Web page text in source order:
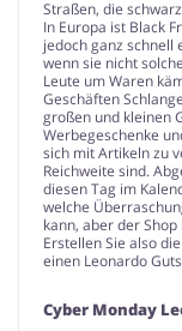
Straßen, die
In Europa ist Black
jedoch ganz schnell
wenn sie nicht
Leute um Waren
Geschäften
großen und kleinen
Werbegeschenke
sich mit Artikeln zu
Reichweite sind.
diesen Tag im
welche
kann, aber der
Erstellen Sie also
einen Leonardo
Cyber Monday